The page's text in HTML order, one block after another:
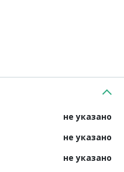
не указано
не указано
не указано